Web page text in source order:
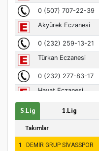
Hz.
S.Lig 1.Lig
Takımlar
1 DEMİR GRUP SİVASSPOR